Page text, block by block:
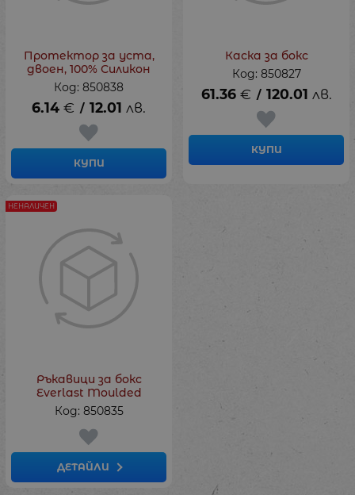
Протектор за уста,
двоен, 100% Силикон
Код: 850838
6.14 € / 12.01 лв.
КУПИ
Каска за бокс
Код: 850827
61.36 € / 120.01 лв.
КУПИ
Ръкавици за бокс
Everlast Moulded
Код: 850835
ДЕТАЙЛИ
НЕНАЛИЧЕН